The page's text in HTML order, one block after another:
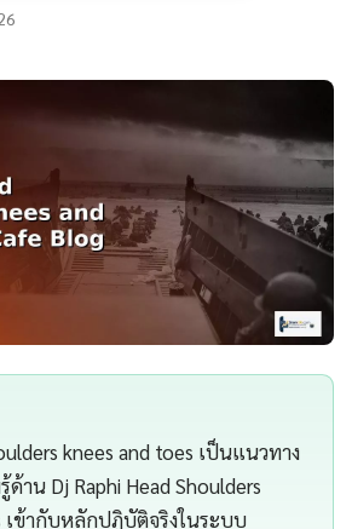
knees and toes เป็นแนวทาง
าน Dj Raphi Head Shoulders
เข้ากับหลักปฏิบัติจริงในระบบ